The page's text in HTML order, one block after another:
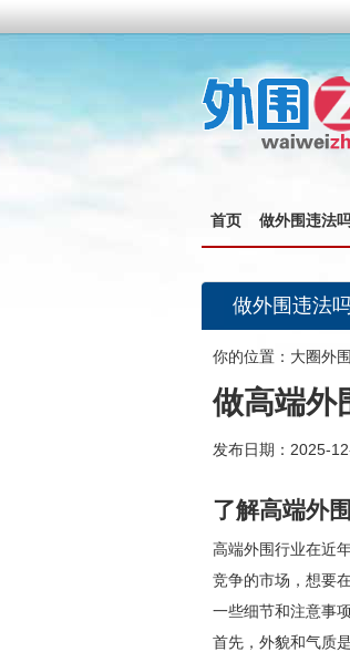
首页 做外围违法
做外围违法
你的位置： 大圈外
做高端外
发布日期：2025-
了解高端外
高端外围行业在近
竞争的市场，想要
一些细节和注意事
首先，外貌和气质